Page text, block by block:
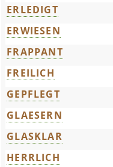
ERLEDIGT
ERWIESEN
FRAPPANT
FREILICH
GEPFLEGT
GLAESERN
GLASKLAR
HERRLICH